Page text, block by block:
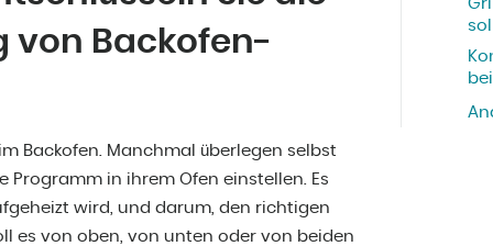
von Backofen-
Backofen. Manchmal überlegen selbst
Programm in ihrem Ofen einstellen. Es
wird, und darum, den richtigen
es von oben, von unten oder von beiden